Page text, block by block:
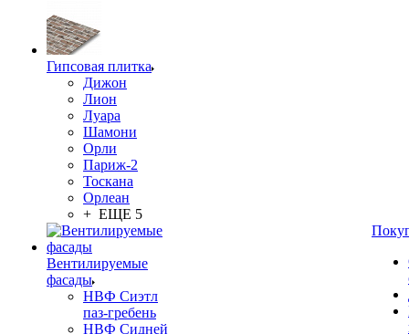
Гипсовая плитка
Дижон
Лион
Луара
Шамони
Орли
Париж-2
Тоскана
Орлеан
+ ЕЩЕ 5
Вентилируемые
фасады
НВФ Сиэтл
паз-гребень
НВФ Сидней